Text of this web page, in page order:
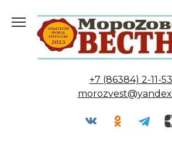
содержанию
+7 (86384) 2-11-53